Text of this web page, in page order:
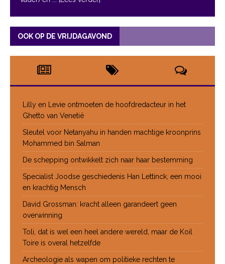
OOK OP DE VRIJDAGAVOND
Lilly en Levie ontmoeten de hoofdredacteur in het
Ghetto van Venetië
Sleutel voor Netanyahu in handen machtige kroonprins
Mohammed bin Salman
De schepping ontwikkelt zich naar haar bestemming
Specialist Joodse geschiedenis Han Lettinck, een mooi
en krachtig Mensch
David Grossman: kracht alleen garandeert geen
overwinning
Toli, dat is wel een heel andere wereld, maar de Koil
Toire is overal hetzelfde
Archeologie als wapen om politieke rechten te